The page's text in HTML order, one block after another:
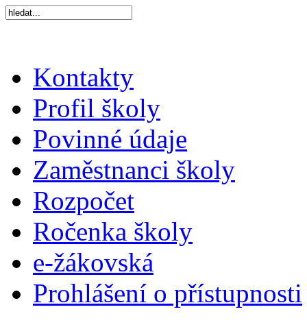
Kontakty
Profil školy
Povinné údaje
Zaměstnanci školy
Rozpočet
Ročenka školy
e-žákovská
Prohlášení o přístupnosti